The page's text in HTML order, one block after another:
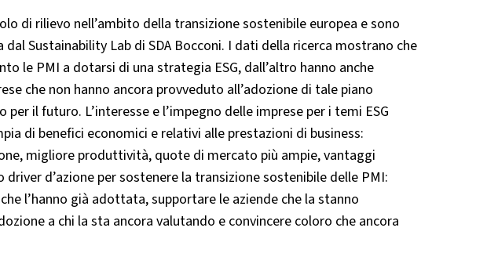
di rilievo nell’ambito della transizione sostenibile europea e sono
Sustainability Lab di SDA Bocconi. I dati della ricerca mostrano che
le PMI a dotarsi di una strategia ESG, dall’altro hanno anche
che non hanno ancora provveduto all’adozione di tale piano
per il futuro. L’interesse e l’impegno delle imprese per i temi ESG
di benefici economici e relativi alle prestazioni di business:
migliore produttività, quote di mercato più ampie, vantaggi
d’azione per sostenere la transizione sostenibile delle PMI:
l’hanno già adottata, supportare le aziende che la stanno
a chi la sta ancora valutando e convincere coloro che ancora